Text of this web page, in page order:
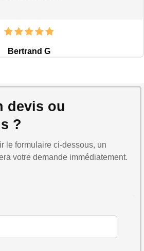
Bertrand G
devis ou
?
le formulaire ci-dessous, un
votre demande immédiatement.